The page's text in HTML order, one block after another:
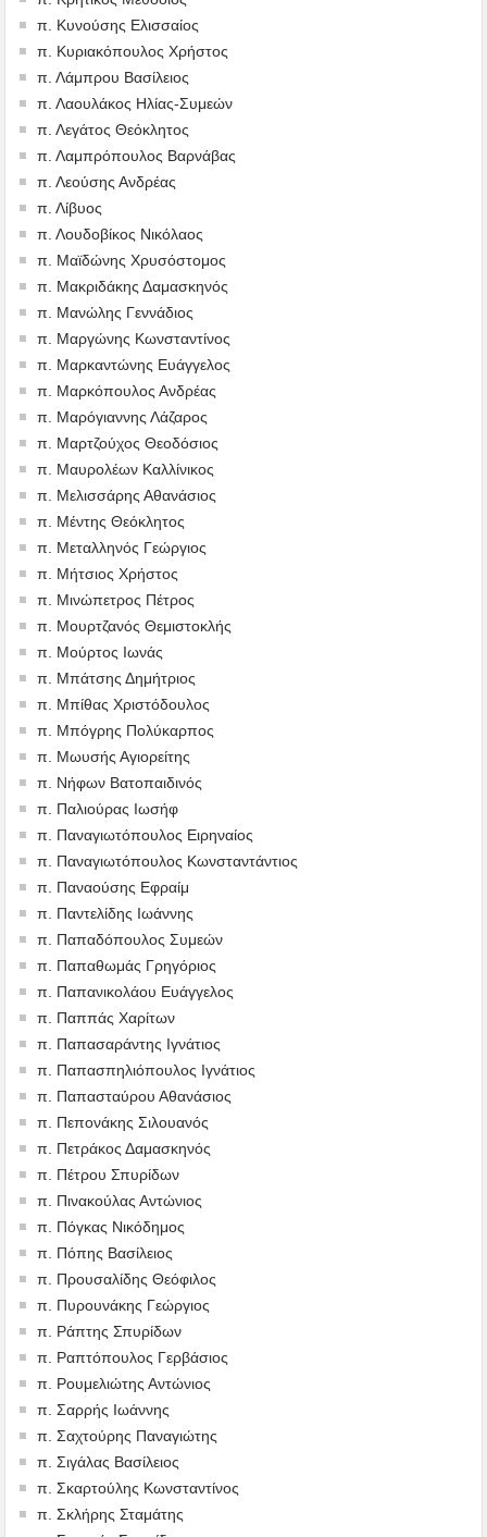
π. Κυνούσης Ελισσαίος
π. Κυριακόπουλος Χρήστος
π. Λάμπρου Βασίλειος
π. Λαουλάκος Ηλίας-Συμεών
π. Λεγάτος Θεόκλητος
π. Λαμπρόπουλος Βαρνάβας
π. Λεούσης Ανδρέας
π. Λίβυος
π. Λουδοβίκος Νικόλαος
π. Μαϊδώνης Χρυσόστομος
π. Μακριδάκης Δαμασκηνός
π. Μανώλης Γεννάδιος
π. Μαργώνης Κωνσταντίνος
π. Μαρκαντώνης Ευάγγελος
π. Μαρκόπουλος Ανδρέας
π. Μαρόγιαννης Λάζαρος
π. Μαρτζούχος Θεοδόσιος
π. Μαυρολέων Καλλίνικος
π. Μελισσάρης Αθανάσιος
π. Μέντης Θεόκλητος
π. Μεταλληνός Γεώργιος
π. Μήτσιος Χρήστος
π. Μινώπετρος Πέτρος
π. Μουρτζανός Θεμιστοκλής
π. Μούρτος Ιωνάς
π. Μπάτσης Δημήτριος
π. Μπίθας Χριστόδουλος
π. Μπόγρης Πολύκαρπος
π. Μωυσής Αγιορείτης
π. Νήφων Βατοπαιδινός
π. Παλιούρας Ιωσήφ
π. Παναγιωτόπουλος Ειρηναίος
π. Παναγιωτόπουλος Κωνσταντάντιος
π. Παναούσης Εφραίμ
π. Παντελίδης Ιωάννης
π. Παπαδόπουλος Συμεών
π. Παπαθωμάς Γρηγόριος
π. Παπανικολάου Ευάγγελος
π. Παππάς Χαρίτων
π. Παπασαράντης Ιγνάτιος
π. Παπασπηλιόπουλος Ιγνάτιος
π. Παπασταύρου Αθανάσιος
π. Πεπονάκης Σιλουανός
π. Πετράκος Δαμασκηνός
π. Πέτρου Σπυρίδων
π. Πινακούλας Αντώνιος
π. Πόγκας Νικόδημος
π. Πόπης Βασίλειος
π. Προυσαλίδης Θεόφιλος
π. Πυρουνάκης Γεώργιος
π. Ράπτης Σπυρίδων
π. Ραπτόπουλος Γερβάσιος
π. Ρουμελιώτης Αντώνιος
π. Σαρρής Ιωάννης
π. Σαχτούρης Παναγιώτης
π. Σιγάλας Βασίλειος
π. Σκαρτούλης Κωνσταντίνος
π. Σκλήρης Σταμάτης